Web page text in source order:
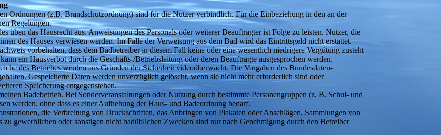
Ordnungen (z.B. Brandschutzordnung) sind für die Nutzer verbindlich. Für die Einbeziehung in den an der
Regelungen.
üben das Hausrecht aus. Anweisungen des Personals oder weiterer Beauftragter ist Folge zu leisten. Nutzer, die
des Hauses verwiesen werden. Im Falle der Verweisung aus dem Bad wird das Eintrittsgeld nicht erstattet.
vorbehalten, dass dem Badbetreiber in diesem Fall keine oder eine wesentlich niedrigere Vergütung zusteht
ein Hausverbot durch die Geschäfts-/Betriebsleitung oder deren Beauftragte ausgesprochen werden.
des Betriebes werden aus Gründen der Sicherheit videoüberwacht. Die Vorgaben des Bundesdaten-
Gespeicherte Daten werden unverzüglich gelöscht, wenn sie nicht mehr erforderlich sind oder
Speicherung entgegenstehen.
Badebetrieb. Bei Sonderveranstaltungen oder Nutzung durch bestimmte Personengruppen (z. B. Schul- und
werden, ohne dass es einer Aufhebung der Haus- und Badeordnung bedarf.
die Verbreitung von Druckschriften, das Anbringen von Plakaten oder Anschlägen, Sammlungen von
gewerblichen oder sonstigen nicht badüblichen Zwecken sind nur nach Genehmigung durch den Betreiber